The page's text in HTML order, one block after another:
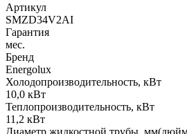
Артикул
SMZD34V2AI
Гарантия
мес.
Бренд
Energolux
Холодопроизводительность, кВт
10,0 кВт
Теплопроизводительность, кВт
11,2 кВт
Диаметр жидкостной трубы,